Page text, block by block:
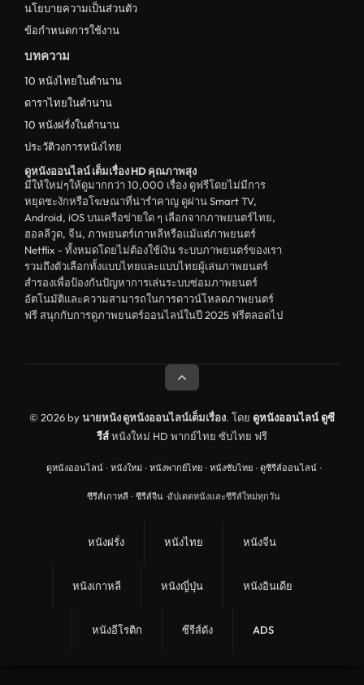
นโยบายความเป็นส่วนตัว
ข้อกำหนดการใช้งาน
บทความ
10 หนังไทยในตำนาน
ดาราไทยในตำนาน
10 หนังฝรั่งในตำนาน
ประวัติวงการหนังไทย
ดูหนังออนไลน์ เต็มเรื่อง HD คุณภาพสุง
มีให้ใหม่ๆให้ดูมากกว่า 10,000 เรื่อง ดูฟรีโดยไม่มีการ
หยุดชะงักหรือโฆษณาที่น่ารำคาญ ดูผ่าน Smart TV,
Android, iOS บนเครือข่ายใด ๆ เลือกจากภาพยนตร์ไทย,
ฮอลลีวูด, จีน, ภาพยนตร์เกาหลีหรือแม้แต่ภาพยนตร์
Netflix - ทั้งหมดโดยไม่ต้องใช้เงิน ระบบภาพยนตร์ของเรา
รวมถึงตัวเลือกทั้งแบบไทยและแบบไทยผู้เล่นภาพยนตร์
สำรองเพื่อป้องกันปัญหาการเล่นระบบซ่อมภาพยนตร์
อัตโนมัติและความสามารถในการดาวน์โหลดภาพยนตร์
ฟรี สนุกกับการดูภาพยนตร์ออนไลน์ในปี 2025 ฟรีตลอดไป
© 2026 byนายหนัง ดูหนังออนไลน์เต็มเรื่อง. โดย ดูหนังออนไลน์ ดูซี
รีส์หนังใหม่ HD พากย์ไทย ซับไทย ฟรี
ดูหนังออนไลน์ · หนังใหม่ · หนังพากย์ไทย · หนังซับไทย · ดูซีรีส์ออนไลน์ ·
ซีรีส์เกาหลี · ซีรีส์จีน ·อัปเดตหนังและซีรีส์ใหม่ทุกวัน
หนังฝรั่ง หนังไทย หนังจีน
หนังเกาหลี หนังญี่ปุ่น หนังอินเดีย
หนังอีโรติก ซีรีส์ดัง ADS